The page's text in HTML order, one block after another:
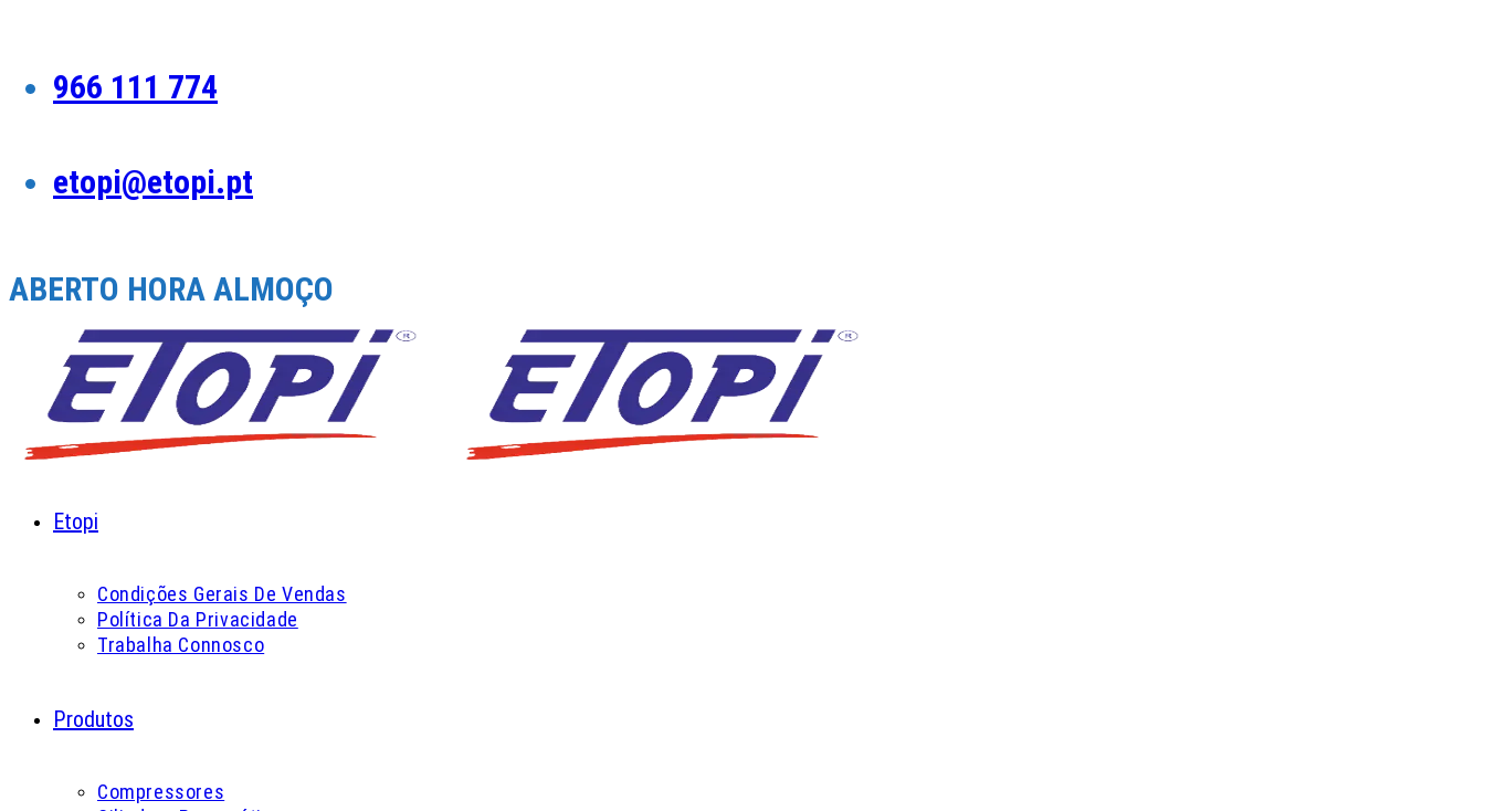
content966 111 774
etopi@etopi.pt
ABERTO HORA ALMOÇO
Etopi
Condições Gerais De Vendas
Política Da Privacidade
Trabalha Connosco
Produtos
Compressores